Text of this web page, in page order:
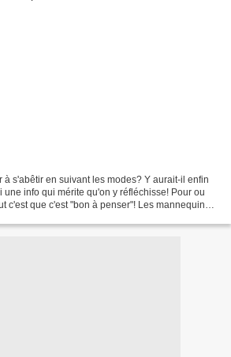
à s'abêtir en suivant les modes? Y aurait-il enfin
une info qui mérite qu'on y réfléchisse! Pour ou
c'est que c'est "bon à penser"! Les mannequins